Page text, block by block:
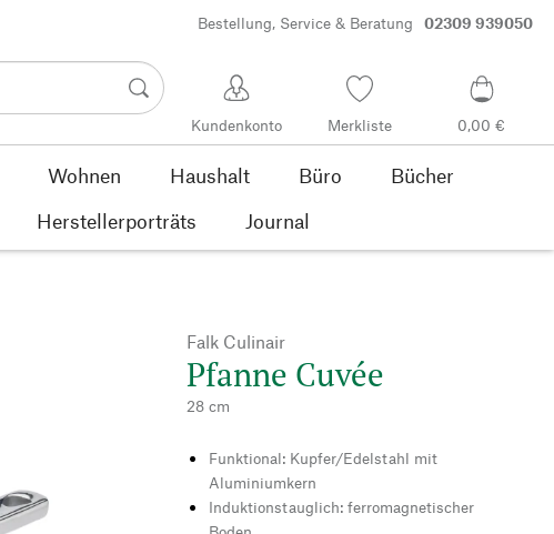
Bestellung, Service & Beratung 02309 939050
Kundenkonto Merkliste 0,00 €
Wohnen Haushalt Büro
Bücher
Herstellerporträts Journal
Falk Culinair
Pfanne Cuvée
28 cm
Funktional: Kupfer/Edelstahl mit
Aluminiumkern
Induktionstauglich: ferromagnetischer